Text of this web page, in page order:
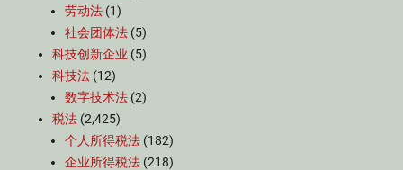
劳动法 (1)
社会团体法 (5)
科技创新企业 (5)
科技法 (12)
数字技术法 (2)
税法 (2,425)
个人所得税法 (182)
企业所得税法 (218)